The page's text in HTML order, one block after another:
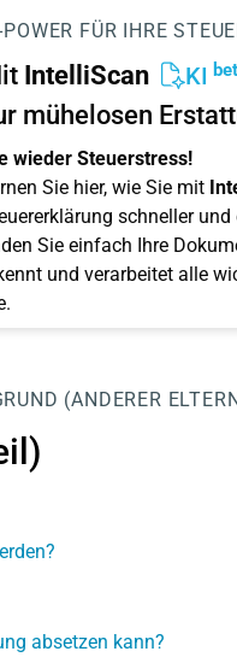
POWER FÜR IHRE
IntelliScan KI
mühelosen
wieder Steuerstress!
Sie hier, wie Sie mit
schneller
Sie einfach Ihre
und verarbeitet alle
(ANDERER
absetzen kann?